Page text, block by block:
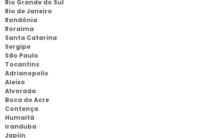
Rio Grande do Sul
Rio de Janeiro
Rondônia
Roraima
Santa Catarina
Sergipe
São Paulo
Tocantins
Adrianopolis
Aleixo
Alvorada
Boca do Acre
Contença
Humaitá
Iranduba
Japiin